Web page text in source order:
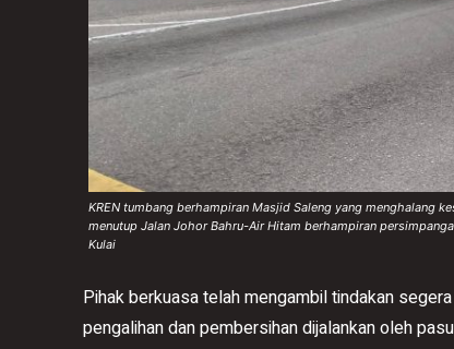
KREN tumbang berhampiran Masjid Saleng yang menghalang
menutup Jalan Johor Bahru-Air Hitam berhampiran
Kulai
​Pihak berkuasa telah mengambil tindakan
pengalihan dan pembersihan dijalankan oleh